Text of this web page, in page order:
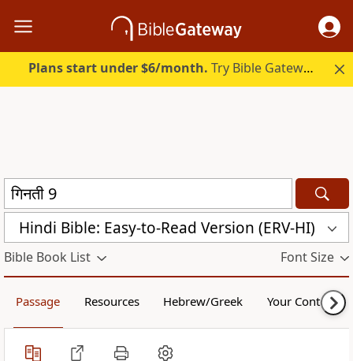
Plans start under $6/month. Try Bible Gateway Plus.
Hindi Bible: Easy-to-Read Version (ERV-HI)
Bible Book List Font Size
Passage Resources Hebrew/Greek Your Content